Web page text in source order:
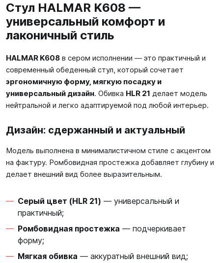
Стул HALMAR K608 —
универсальный комфорт и
лаконичный стиль
HALMAR K608 в сером исполнении — это практичный и
современный обеденный стул, который сочетает
эргономичную форму, мягкую посадку и
универсальный дизайн. Обивка HLR 21 делает модель
нейтральной и легко адаптируемой под любой интерьер.
Дизайн: сдержанный и актуальный
Модель выполнена в минималистичном стиле с акцентом
на фактуру. Ромбовидная простежка добавляет глубину и
делает внешний вид более выразительным.
Серый цвет (HLR 21) — универсальный и
практичный;
Ромбовидная простежка — подчеркивает
форму;
Мягкая обивка — аккуратный внешний вид;